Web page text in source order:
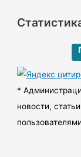
х
ы
*
новости,